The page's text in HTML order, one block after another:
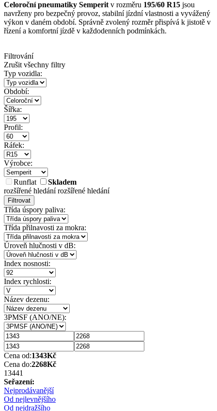
Celoroční pneumatiky Semperit v rozměru 195/60 R15 jsou
navrženy pro bezpečný provoz, stabilní jízdní vlastnosti a vyvážený
výkon v daném období. Správně zvolený rozměr přispívá k jistotě v
řízení a komfortní jízdě v každodenních podmínkách.
Filtrování
Zrušit všechny filtry
Typ vozidla:
Období:
Šířka:
Profil:
Ráfek:
Výrobce:
Runflat
Skladem
rozšířené hledánírozšířené hledání
Filtrovat
Třída úspory paliva:
Třída přilnavosti za mokra:
Úroveň hlučnosti v dB:
Index nosnosti:
Index rychlosti:
Název dezenu:
3PMSF (ANO/NE):
Cena od:1343Kč
Cena do:2268Kč
13441
Seřazení:
Nejprodávanější
Od nejlevnějšího
Od nejdražšího